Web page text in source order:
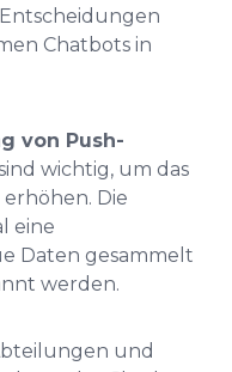
Chatbots in
von Push-
wichtig, um das
erhöhen. Die
eine
Daten gesammelt
werden.
und